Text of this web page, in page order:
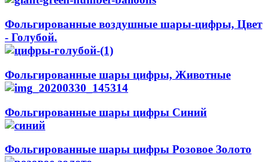
Фольгированные воздушные шары-цифры, Цвет
- Голубой.
Фольгированные шары цифры, Животные
Фольгированные шары цифры Синий
Фольгированные шары цифры Розовое Золото